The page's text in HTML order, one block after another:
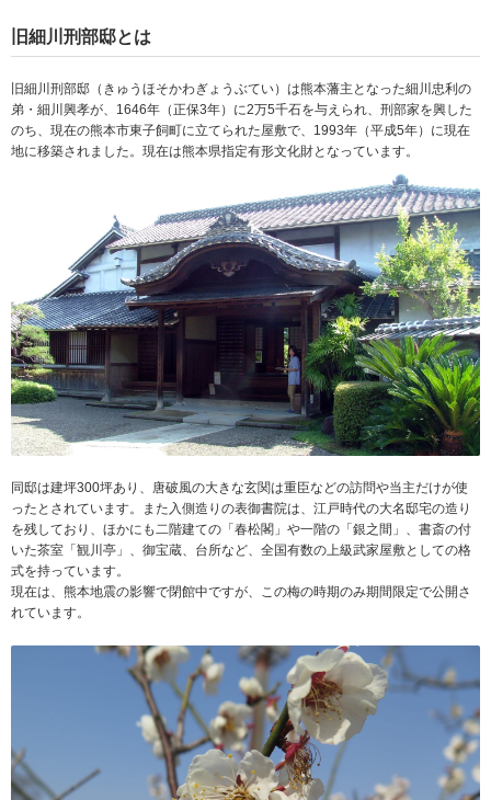
旧細川刑部邸とは
旧細川刑部邸（きゅうほそかわぎょうぶてい）は熊本藩主となった細川忠利の
弟・細川興孝が、1646年（正保3年）に2万5千石を与えられ、刑部家を興した
のち、 現在の熊本市東子飼町に立てられた屋敷で、1993年（平成5年）に現在
地に移築されました。現在は熊本県指定有形文化財となっています。
同邸は建坪300坪あり、 唐破風の大きな玄関は重臣などの訪問や当主だけが使
ったとされています。また入側造りの表御書院は、 江戸時代の大名邸宅の造り
を残しており、ほかにも二階建ての「 春松閣」や一階の「銀之間」、書斎の付
いた茶室「 観川亭」、御宝蔵、台所など、 全国有数の上級武家屋敷としての格
式を持っています。
現在は、熊本地震の影響で閉館中ですが、この梅の時期のみ期間限定で公開さ
れています。